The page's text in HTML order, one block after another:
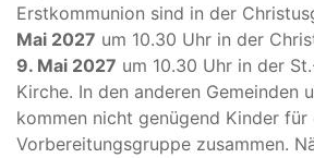
Erstkommunion sind in der
Mai 2027 um 10.30 Uhr in der
9. Mai 2027 um 10.30 Uhr in der
Kirche. In den anderen Gemeinden
kommen nicht genügend Kinder für
Vorbereitungsgruppe zusammen.